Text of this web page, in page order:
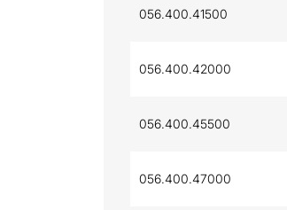
056.400.41500
056.400.42000
056.400.45500
056.400.47000